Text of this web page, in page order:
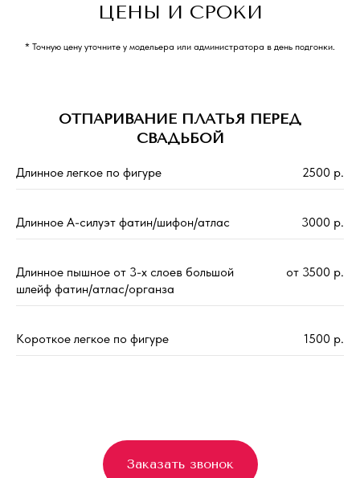
ЦЕНЫ И СРОКИ
* Точную цену уточните у модельера или администратора в день подгонки.
ОТПАРИВАНИЕ ПЛАТЬЯ ПЕРЕД
СВАДЬБОЙ
Длинное легкое по фигуре 2500 р.
Длинное А-силуэт фатин/шифон/атлас 3000 р.
Длинное пышное от 3-х слоев большой
шлейф фатин/атлас/органза
от 3500 р.
Короткое легкое по фигуре 1500 р.
Заказать звонок